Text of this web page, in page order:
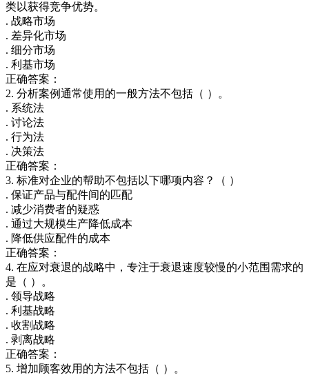
类以获得竞争优势。
. 战略市场
. 差异化市场
. 细分市场
. 利基市场
正确答案：
2. 分析案例通常使用的一般方法不包括（ ）。
. 系统法
. 讨论法
. 行为法
. 决策法
正确答案：
3. 标准对企业的帮助不包括以下哪项内容？（ ）
. 保证产品与配件间的匹配
. 减少消费者的疑惑
. 通过大规模生产降低成本
. 降低供应配件的成本
正确答案：
4. 在应对衰退的战略中，专注于衰退速度较慢的小范围需求的
是（ ）。
. 领导战略
. 利基战略
. 收割战略
. 剥离战略
正确答案：
5. 增加顾客效用的方法不包括（ ）。